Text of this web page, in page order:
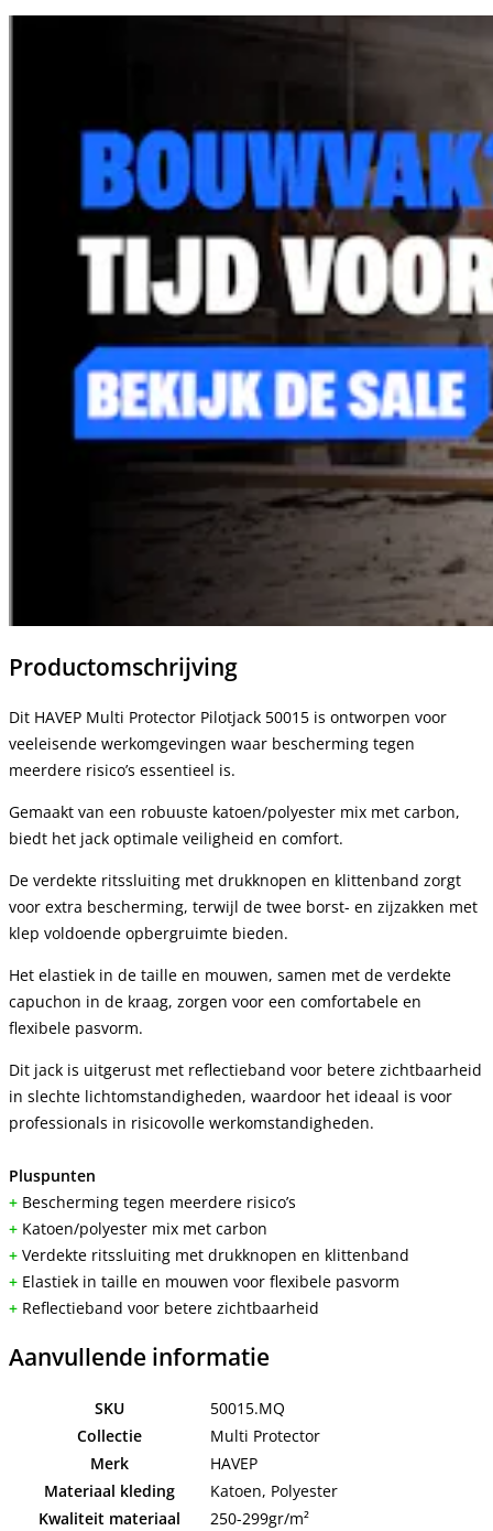
Productomschrijving
Dit HAVEP Multi Protector Pilotjack 50015 is ontworpen voor
veeleisende werkomgevingen waar bescherming tegen
meerdere risico’s essentieel is.
Gemaakt van een robuuste katoen/polyester mix met carbon,
biedt het jack optimale veiligheid en comfort.
De verdekte ritssluiting met drukknopen en klittenband zorgt
voor extra bescherming, terwijl de twee borst- en zijzakken met
klep voldoende opbergruimte bieden.
Het elastiek in de taille en mouwen, samen met de verdekte
capuchon in de kraag, zorgen voor een comfortabele en
flexibele pasvorm.
Dit jack is uitgerust met reflectieband voor betere zichtbaarheid
in slechte lichtomstandigheden, waardoor het ideaal is voor
professionals in risicovolle werkomstandigheden.
Pluspunten
+ Bescherming tegen meerdere risico’s
+ Katoen/polyester mix met carbon
+ Verdekte ritssluiting met drukknopen en klittenband
+ Elastiek in taille en mouwen voor flexibele pasvorm
+ Reflectieband voor betere zichtbaarheid
Aanvullende informatie
SKU
50015.MQ
Collectie
Multi Protector
Merk
HAVEP
Materiaal kleding
Katoen, Polyester
Kwaliteit materiaal
250-299gr/m²